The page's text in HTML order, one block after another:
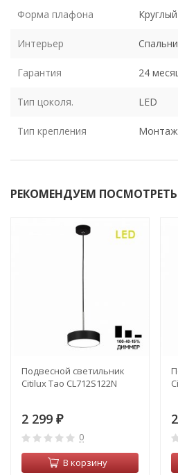
Форма плафона Круглый
Интерьер Спальни
Гарантия 24
Тип цоколя. LED
Тип крепления
РЕКОМЕНДУЕМ ПОСМОТРЕТЬ
Подвесной светильник
Citilux Тао CL712S122N
2 299 ₽
0
В корзину